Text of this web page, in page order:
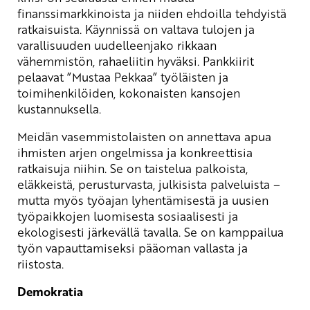
finanssimarkkinoista ja niiden ehdoilla tehdyistä
ratkaisuista. Käynnissä on valtava tulojen ja
varallisuuden uudelleenjako rikkaan
vähemmistön, rahaeliitin hyväksi. Pankkiirit
pelaavat ”Mustaa Pekkaa” työläisten ja
toimihenkilöiden, kokonaisten kansojen
kustannuksella.
Meidän vasemmistolaisten on annettava apua
ihmisten arjen ongelmissa ja konkreettisia
ratkaisuja niihin. Se on taistelua palkoista,
eläkkeistä, perusturvasta, julkisista palveluista –
mutta myös työajan lyhentämisestä ja uusien
työpaikkojen luomisesta sosiaalisesti ja
ekologisesti järkevällä tavalla. Se on kamppailua
työn vapauttamiseksi pääoman vallasta ja
riistosta.
Demokratia